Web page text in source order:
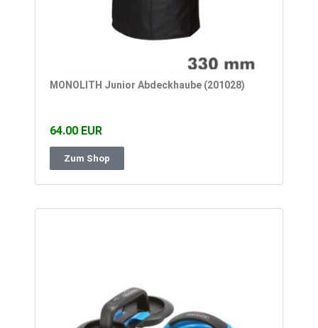
MONOLITH Junior Abdeckhaube (201028)
64.00 EUR
Zum Shop